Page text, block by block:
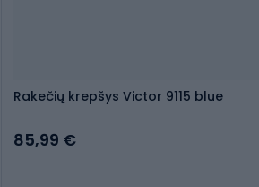
Rakečių krepšys Victor 9115 blue
85,99 €